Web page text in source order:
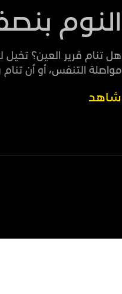
النوم
هل تنام قرير العين؟
مواصلة التنفس، أو أن
شاهد